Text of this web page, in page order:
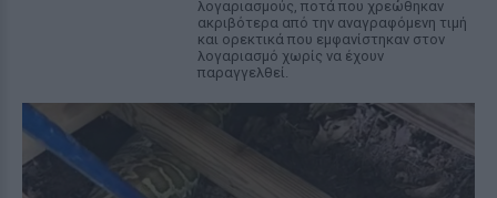
λογαριασμούς, ποτά που χρεώθηκαν
ακριβότερα από την αναγραφόμενη τιμή
και ορεκτικά που εμφανίστηκαν στον
λογαριασμό χωρίς να έχουν
παραγγελθεί.